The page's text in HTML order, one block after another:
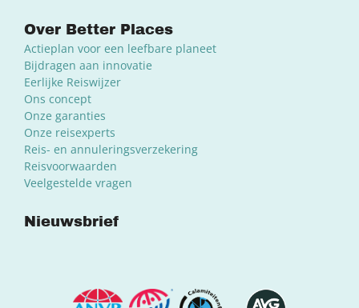
Over Better Places
Actieplan voor een leefbare planeet
Bijdragen aan innovatie
Eerlijke Reiswijzer
Ons concept
Onze garanties
Onze reisexperts
Reis- en annuleringsverzekering
Reisvoorwaarden
Veelgestelde vragen
Nieuwsbrief